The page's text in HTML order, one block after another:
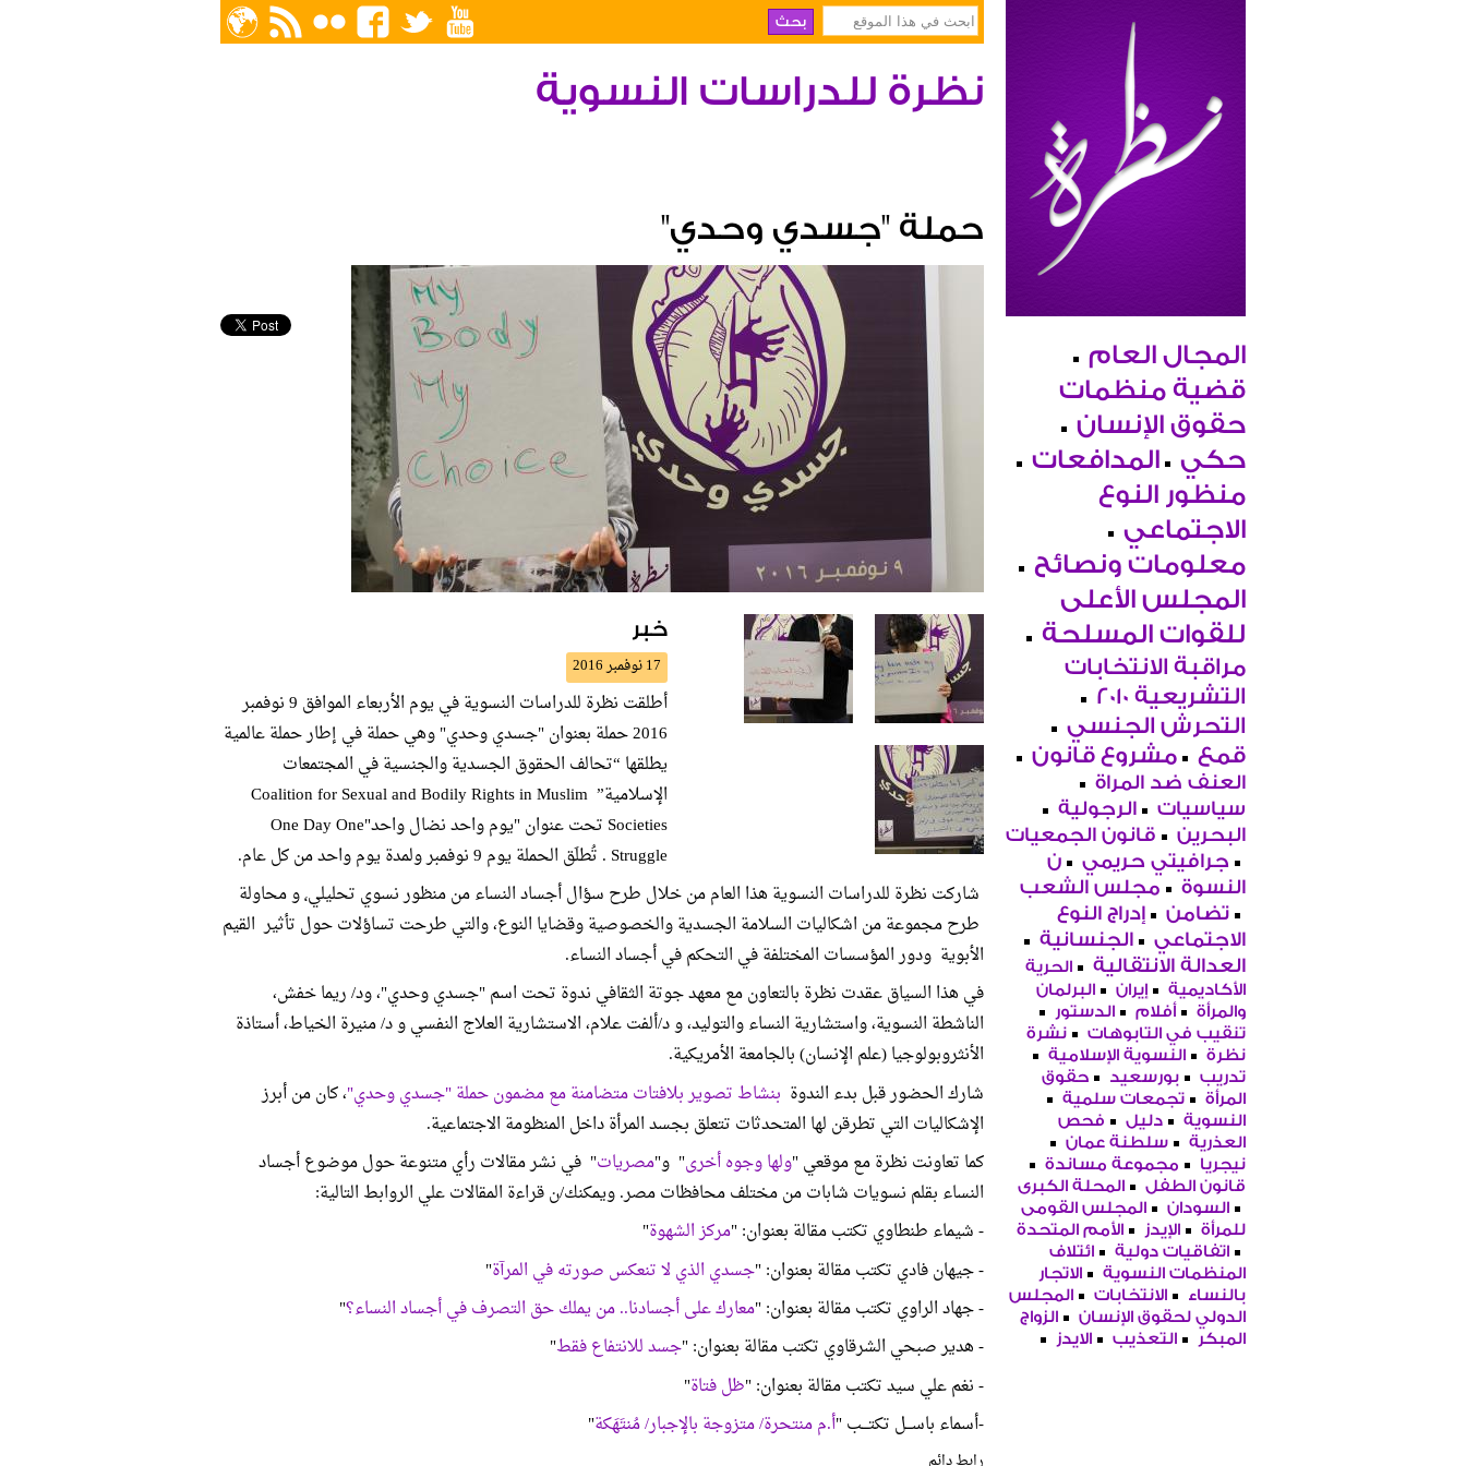
المجال العام
قضية منظمات
حقوق الإنسان
حكي
المدافعات
منظور النوع
الاجتماعي
معلومات ونصائح
المجلس الأعلى
للقوات المسلحة
مراقبة الانتخابات
التشريعية 2010
التحرش الجنسي
قمع
مشروع قانون
العنف ضد المراة
سياسيات
الرجولية
البحرين
قانون الجمعيات
جرافيتي حريمي
ن
النسوة
مجلس الشعب
تضامن
إدراج النوع
الاجتماعي
الجنسانية
العدالة الانتقالية
الحرية
الأكاديمية
إيران
البرلمان
والمرأة
أفلام
الدستور
تنقيب في التابوهات
نشرة
نظرة
النسوية الإسلامية
تدريب
بورسعيد
حقوق
المرأة
تجمعات سلمية
النسوية
دليل
فحص
العذرية
سلطنة عمان
نيجريا
مجموعة مساندة
قانون الطفل
المحلة الكبرى
السودان
المجلس القومى
للمرأة
الإيدز
الأمم المتحدة
اتفاقيات دولية
ائتلاف
المنظمات النسوية
الاتجار
بالنساء
الانتخابات
المجلس
الدولي لحقوق الإنسان
الزواج
المبكر
التعذيب الايدز
نظرة للدراسات النسوية
حملة "جسدي وحدي"
خبر
17 نوفمبر 2016
أطلقت نظرة للدراسات النسوية في يوم الأربعاء الموافق 9 نوفمبر
2016 حملة بعنوان "جسدي وحدي" وهي حملة في إطار حملة عالمية
يطلقها “تحالف الحقوق الجسدية والجنسية في المجتمعات
الإسلامية” Coalition for Sexual and Bodily Rights in Muslim
Societies تحت عنوان "يوم واحد نضال واحد"One Day One
Struggle . تُطلَق الحملة يوم 9 نوفمبر ولمدة يوم واحد من كل عام.
شاركت نظرة للدراسات النسوية هذا العام من خلال طرح سؤال أجساد النساء من منظور نسوي تحليلي٬ و محاولة
طرح مجموعة من اشكاليات السلامة الجسدية والخصوصية وقضايا النوع، والتي طرحت تساؤلات حول تأثير القيم
الأبوية ودور المؤسسات المختلفة في التحكم في أجساد النساء.
في هذا السياق عقدت نظرة بالتعاون مع معهد جوتة الثقافي ندوة تحت اسم "جسدي وحدي"، ود/ ريما خفش،
الناشطة النسوية، واستشارية النساء والتوليد، و د/ألفت علام، الاستشارية العلاج النفسي و د/ منيرة الخياط، أستاذة
الأنثروبولوجيا (علم الإنسان) بالجامعة الأمريكية.
شارك الحضور قبل بدء الندوة بنشاط تصوير بلافتات متضامنة مع مضمون حملة "جسدي وحدي"، كان من أبرز
الإشكاليات التي تطرقن لها المتحدثات تتعلق بجسد المرأة داخل المنظومة الاجتماعية.
كما تعاونت نظرة مع موقعي "ولها وجوه أخرى" و"مصريات" في نشر مقالات رأي متنوعة حول موضوع أجساد
النساء بقلم نسويات شابات من مختلف محافظات مصر. ويمكنك/ن قراءة المقالات علي الروابط التالية:
- شيماء طنطاوي تكتب مقالة بعنوان: "مركز الشهوة"
- جيهان فادي تكتب مقالة بعنوان: "جسدي الذي لا تنعكس صورته في المرآة"
- جهاد الراوي تكتب مقالة بعنوان: "معارك على أجسادنا.. من يملك حق التصرف في أجساد النساء؟"
- هدير صبحي الشرقاوي تكتب مقالة بعنوان: "جسد للانتفاع فقط"
- نغم علي سيد تكتب مقالة بعنوان: "ظل فتاة"
-أسماء باســـل تكتـــب "أ.م منتحرة/ متزوجة بالإجبار/ مُنتَهَكة"